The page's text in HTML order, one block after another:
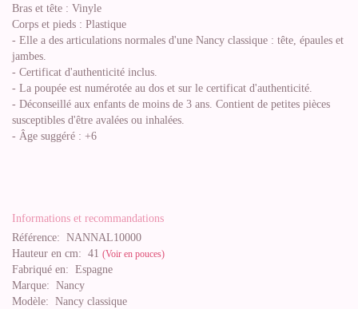
Bras et tête : Vinyle
Corps et pieds : Plastique
- Elle a des articulations normales d'une Nancy classique : tête, épaules et
jambes.
- Certificat d'authenticité inclus.
- La poupée est numérotée au dos et sur le certificat d'authenticité.
- Déconseillé aux enfants de moins de 3 ans. Contient de petites pièces
susceptibles d'être avalées ou inhalées.
- Âge suggéré : +6
Informations et recommandations
Référence: NANNAL10000
Hauteur en cm: 41 (Voir en pouces)
Fabriqué en: Espagne
Marque: Nancy
Modèle: Nancy classique